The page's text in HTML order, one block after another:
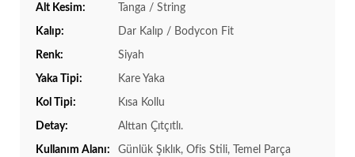
Alt Kesim: Tanga / String
Kalıp: Dar Kalıp / Bodycon Fit
Renk: Siyah
Yaka Tipi: Kare Yaka
Kol Tipi: Kısa Kollu
Detay: Alttan Çıtçıtlı.
Kullanım Alanı: Günlük Şıklık, Ofis Stili, Temel Parça